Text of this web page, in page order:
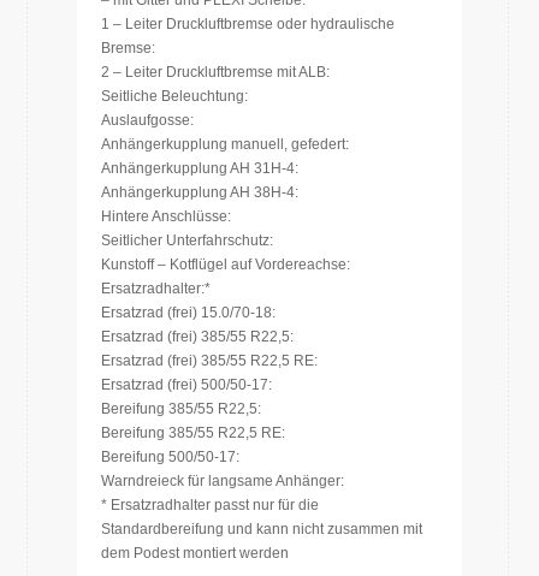
1 – Leiter Druckluftbremse oder hydraulische
Bremse:
2 – Leiter Druckluftbremse mit ALB:
Seitliche Beleuchtung:
Auslaufgosse:
Anhängerkupplung manuell, gefedert:
Anhängerkupplung AH 31H-4:
Anhängerkupplung AH 38H-4:
Hintere Anschlüsse:
Seitlicher Unterfahrschutz:
Kunstoff – Kotflügel auf Vordereachse:
Ersatzradhalter:*
Ersatzrad (frei) 15.0/70-18:
Ersatzrad (frei) 385/55 R22,5:
Ersatzrad (frei) 385/55 R22,5 RE:
Ersatzrad (frei) 500/50-17:
Bereifung 385/55 R22,5:
Bereifung 385/55 R22,5 RE:
Bereifung 500/50-17:
Warndreieck für langsame Anhänger:
* Ersatzradhalter passt nur für die
Standardbereifung und kann nicht zusammen mit
dem Podest montiert werden